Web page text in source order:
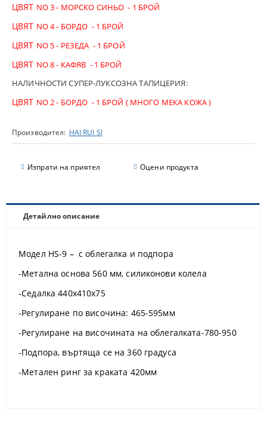
ЦВЯТ NO 3 - МОРСКО СИНЬО - 1 БРОЙ
ЦВЯТ NO 4 - БОРДО - 1 БРОЙ
ЦВЯТ NO 5 - РЕЗЕДА - 1 БРОЙ
ЦВЯТ NO 8 - КАФЯВ - 1 БРОЙ
НАЛИЧНОСТИ СУПЕР-ЛУКСОЗНА ТАПИЦЕРИЯ:
ЦВЯТ NO 2 - БОРДО - 1 БРОЙ ( МНОГО МЕКА КОЖА )
Производител: HAI RUI SI
Изпрати на приятел Оцени продукта
Детайлно описание
Модел HS-9 – с облегалка и подпора
-Метална основа 560 мм, силиконови колела
-Седалка 440х410х75
-Регулиране по височина: 465-595мм
-Регулиране на височината на облегалката-780-950
-Подпора, въртяща се на 360 градуса
-Метален ринг за краката 420мм